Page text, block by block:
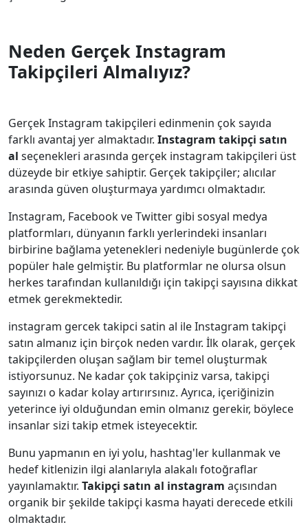
Neden Gerçek Instagram
Takipçileri Almalıyız?
Gerçek Instagram takipçileri edinmenin çok sayıda
farklı avantaj yer almaktadır. Instagram takipçi satın
al seçenekleri arasında gerçek instagram takipçileri üst
düzeyde bir etkiye sahiptir. Gerçek takipçiler; alıcılar
arasında güven oluşturmaya yardımcı olmaktadır.
Instagram, Facebook ve Twitter gibi sosyal medya
platformları, dünyanın farklı yerlerindeki insanları
birbirine bağlama yetenekleri nedeniyle bugünlerde çok
popüler hale gelmiştir. Bu platformlar ne olursa olsun
herkes tarafından kullanıldığı için takipçi sayısına dikkat
etmek gerekmektedir.
instagram gercek takipci satin al ile Instagram takipçi
satın almanız için birçok neden vardır. İlk olarak, gerçek
takipçilerden oluşan sağlam bir temel oluşturmak
istiyorsunuz. Ne kadar çok takipçiniz varsa, takipçi
sayınızı o kadar kolay artırırsınız. Ayrıca, içeriğinizin
yeterince iyi olduğundan emin olmanız gerekir, böylece
insanlar sizi takip etmek isteyecektir.
Bunu yapmanın en iyi yolu, hashtag'ler kullanmak ve
hedef kitlenizin ilgi alanlarıyla alakalı fotoğraflar
yayınlamaktır. Takipçi satın al instagram açısından
organik bir şekilde takipçi kasma hayati derecede etkili
olmaktadır.